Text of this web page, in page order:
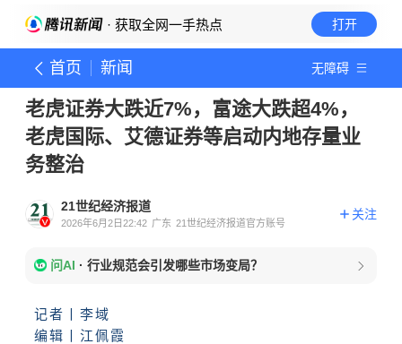
· 获取全网一手热点 打开
首页 新闻 无障碍
老虎证券大跌近7%，富途大跌超4%，
老虎国际、艾德证券等启动内地存量业
务整治
21世纪经济报道
2026年6月2日22:42 广东 21世纪经济报道官方账号
关注
问AI · 行业规范会引发哪些市场变局？
记者丨李域
编辑丨江佩霞